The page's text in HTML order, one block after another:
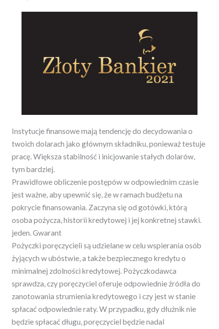
Instytucje finansowe mają tendencję do decydowania o
twoich dolarach jako głównym składniku, ponieważ testuje
pracę. Większa stabilność i inicjowanie stałych dolarów,
tym bardziej.
Prawidłowe obliczenie postępów w odpowiednim czasie
jest ważne, aby upewnić się, że w ramach budżetu na
pokrycie finansowania. Zaczyna się od gotówki, którą
osoba pożycza, historii kredytowej i jej konkretnej stawki.
jeden. Gwarant
Pożyczki poręczycieli są udzielane w celu wspierania osób
żyjących w ubóstwie, a także bezpiecznego kredytu o
minimalnej zdolności kredytowej. Pożyczkodawca
sprawdza, czy poręczyciel oferuje odpowiednie źródła do
zanotowania strumienia kredytowego i czy jest w stanie
spłacać odpowiednie raty. W przypadku, gdy dłużnik nie
będzie spłacać długu, poręczyciel będzie nadal